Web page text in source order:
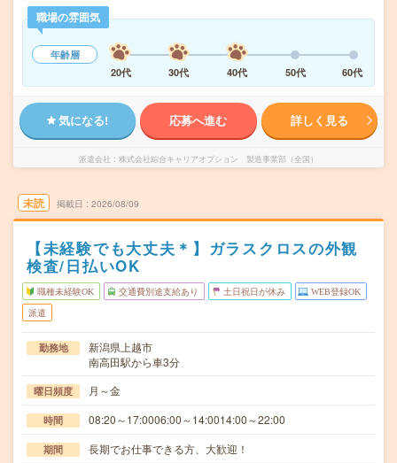
職場の雰囲気
年齢層
20代
30代 40代 50代 60代
気になる! 応募へ進む 詳しく見る
派遣会社 株式会社綜合キャリアオプション 製造事業部（全国）
未読 掲載日 2026/08/09
【未経験でも大丈夫＊】ガラスクロスの外観
検査/日払いOK
職種未経験OK 交通費別途支給あり 土日祝日が休み WEB登録OK
派遣
勤務地
新潟県上越市
南高田駅から車3分
曜日頻度 月～金
時間 08:20～17:0006:00～14:0014:00～22:00
期間 長期でお仕事できる方、大歓迎！